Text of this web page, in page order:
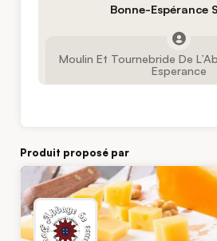
Bonne-Espérance
Moulin Et Tournebride De
Esperance
Produit proposé par